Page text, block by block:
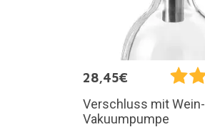
28,45€
Verschluss mit Wein-
Vakuumpumpe